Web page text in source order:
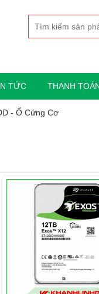
TỨC THANH
- Ổ Cứng Cơ